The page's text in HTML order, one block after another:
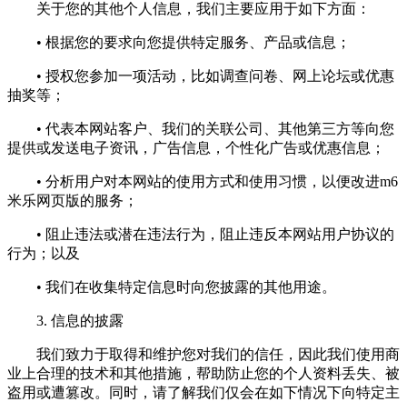
关于您的其他个人信息，我们主要应用于如下方面：
• 根据您的要求向您提供特定服务、产品或信息；
• 授权您参加一项活动，比如调查问卷、网上论坛或优惠
抽奖等；
• 代表本网站客户、我们的关联公司、其他第三方等向您
提供或发送电子资讯，广告信息，个性化广告或优惠信息；
• 分析用户对本网站的使用方式和使用习惯，以便改进m6
米乐网页版的服务；
• 阻止违法或潜在违法行为，阻止违反本网站用户协议的
行为；以及
• 我们在收集特定信息时向您披露的其他用途。
3. 信息的披露
我们致力于取得和维护您对我们的信任，因此我们使用商
业上合理的技术和其他措施，帮助防止您的个人资料丢失、被
盗用或遭篡改。同时，请了解我们仅会在如下情况下向特定主